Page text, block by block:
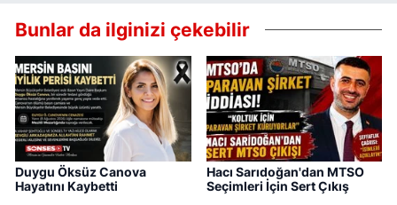
Bunlar da ilginizi çekebilir
Duygu Öksüz Canova
Hayatını Kaybetti
Hacı Sarıdoğan'dan MTSO
Seçimleri İçin Sert Çıkış